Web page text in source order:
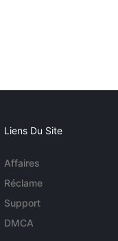
Liens Du Site
Affaires
Réclame
Support
DMCA